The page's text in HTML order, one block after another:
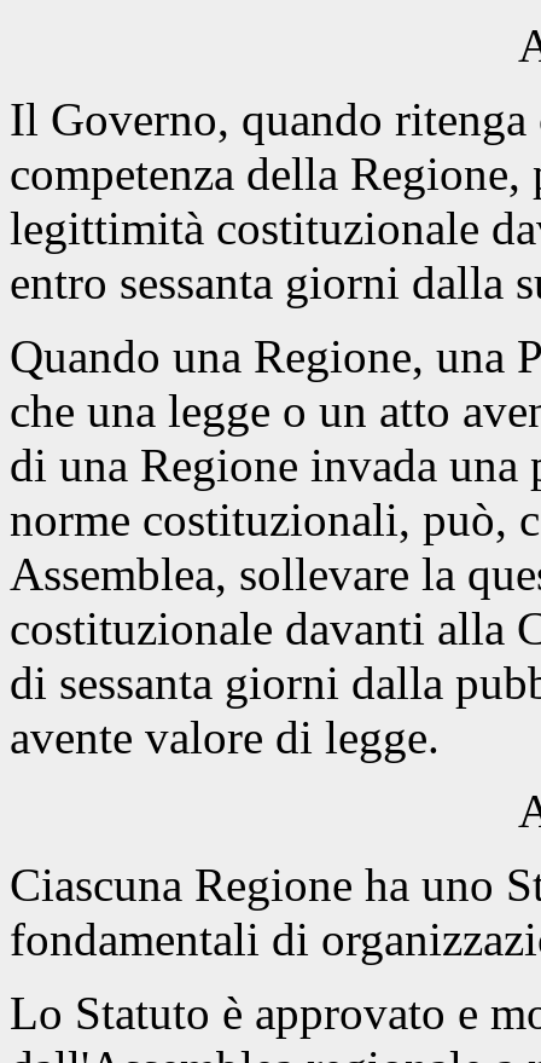
Il Governo, quando ritenga
competenza della
legittimità costituzionale
entro sessanta giorni dalla
Quando una Regione, una
che una legge o un atto
di una Regione invada una
norme costituzionali, può,
Assemblea, sollevare la
costituzionale davanti alla
di sessanta giorni dalla
avente valore di legge.
Ciascuna Regione ha uno
fondamentali di
Lo Statuto è approvato e